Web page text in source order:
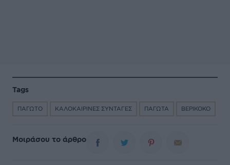
Tags
ΠΑΓΩΤΟ ΚΑΛΟΚΑΙΡΙΝΕΣ ΣΥΝΤΑΓΕΣ ΠΑΓΩΤΑ ΒΕΡΙΚΟΚΟ
Μοιράσου το άρθρο